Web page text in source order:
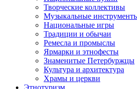
Творческие коллективы
Музыкальные
Национальные игры
Традиции и обычаи
Ремесла и промыслы
Ярмарки и этнофесты
Знаменитые Петербуржцы
Культура и архитектура
Храмы и церкви
Этнотуризм